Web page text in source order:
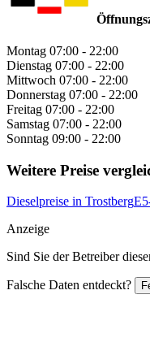
Montag 07:00 - 22:00
Dienstag 07:00 - 22:00
Mittwoch 07:00 - 22:00
Donnerstag 07:00 - 22:00
Freitag 07:00 - 22:00
Samstag 07:00 - 22:00
Sonntag 09:00 - 22:00
Weitere Preise
Dieselpreise in Trostberg
Anzeige
Sind Sie der Betreiber
Falsche Daten entdeckt?